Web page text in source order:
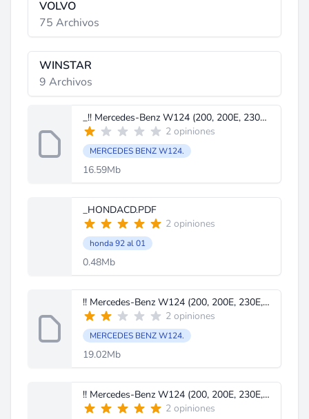
VOLVO
75 Archivos
WINSTAR
9 Archivos
_!! Mercedes-Benz W124 (200, 200E, 230E, 260E, 300E, 230CE, 300CE, 260E4MATIC, 300E4MATIC) Owner\'s
2 opiniones
MERCEDES BENZ W124.
16.59Mb
_HONDACD.PDF
2 opiniones
honda 92 al 01
0.48Mb
!! Mercedes-Benz W124 (200, 200E, 230E, 260E, 300E, 230CE, 300CE, 260E4MATIC, 300E4MATIC) Owner\'s M
2 opiniones
MERCEDES BENZ W124.
19.02Mb
!! Mercedes-Benz W124 (200, 200E, 230E, 260E, 300E, 230CE, 300CE, 260E4MATIC, 300E4MATIC) Owner\'s M
2 opiniones